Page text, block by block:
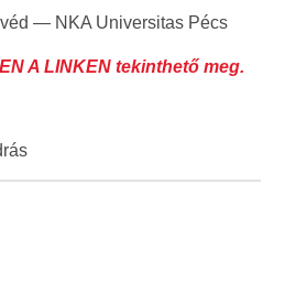
— NKA Universitas Pécs
A LINKEN tekinthető meg.